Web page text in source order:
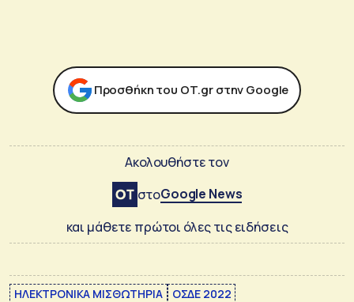
Προσθήκη του ΟΤ.gr στην Google
Ακολουθήστε τον
στοGoogle News
και μάθετε πρώτοι όλες τις ειδήσεις
ΗΛΕΚΤΡΟΝΙΚΑ ΜΙΣΘΩΤΗΡΙΑ ΟΣΔΕ 2022